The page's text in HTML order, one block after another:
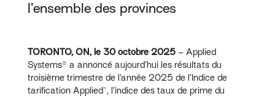
l’ensemble des provinces
TORONTO, ON, le 30 octobre 2025 – Applied
Systems® a annoncé aujourd’hui les résultats du
troisième trimestre de l’année 2025 de l’Indice de
tarification Applied™, l’indice des taux de prime du